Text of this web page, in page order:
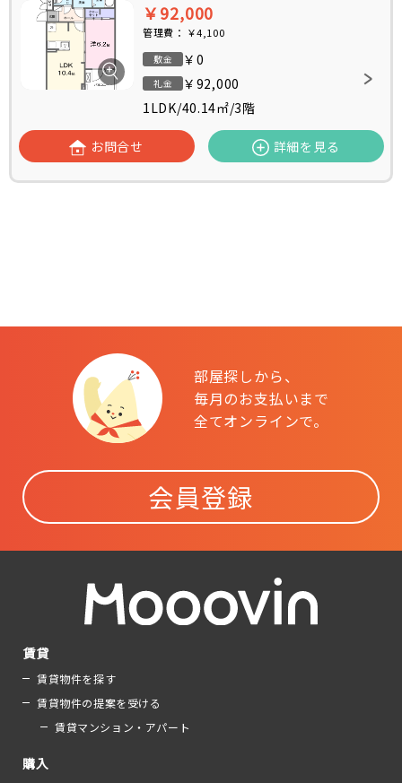
￥92,000
管理費： ￥4,100
敷金 ￥0
礼金
￥92,000
1LDK/40.14㎡/3階
お問合せ 詳細を見る
部屋探しから、
毎月のお支払いまで
全てオンラインで。
会員登録
賃貸
賃貸物件を探す
賃貸物件の提案を受ける
賃貸マンション・アパート
購入